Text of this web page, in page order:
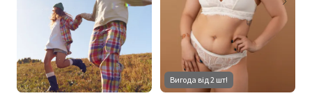
Вигода від 2 шт!